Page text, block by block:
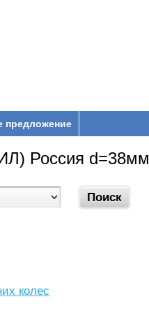
предложение
Россия d=38мм
колес